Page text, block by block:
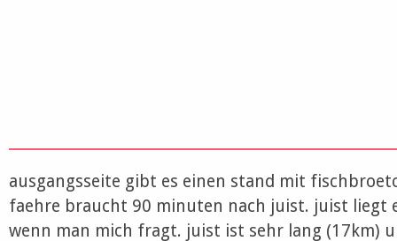
ausgangsseite gibt es einen stand mit
faehre braucht 90 minuten nach juist. juist liegt
wenn man mich fragt. juist ist sehr lang (17km)